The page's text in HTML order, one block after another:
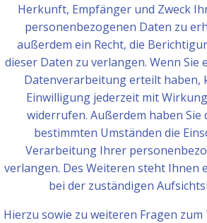
Herkunft, Empfänger und Zweck
personenbezogenen Daten zu
außerdem ein Recht, die
dieser Daten zu verlangen. Wenn Sie
Datenverarbeitung erteilt haben,
Einwilligung jederzeit mit
widerrufen. Außerdem haben Sie
bestimmten Umständen die
Verarbeitung Ihrer
verlangen. Des Weiteren steht Ihnen
bei der zuständigen
Hierzu sowie zu weiteren Fragen